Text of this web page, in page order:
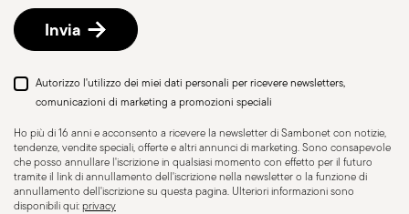
spedizione/fatturazione seguendo la procedura
indicata nella pagina
Invia
Autorizzo l'utilizzo dei miei dati personali per ricevere newsletters,
comunicazioni di marketing a promozioni speciali
Ho più di 16 anni e acconsento a ricevere la newsletter di Sambonet con notizie,
tendenze, vendite speciali, offerte e altri annunci di marketing. Sono consapevole
che posso annullare l'iscrizione in qualsiasi momento con effetto per il futuro
tramite il link di annullamento dell'iscrizione nella newsletter o la funzione di
annullamento dell'iscrizione su questa pagina. Ulteriori informazioni sono
disponibili qui:privacy